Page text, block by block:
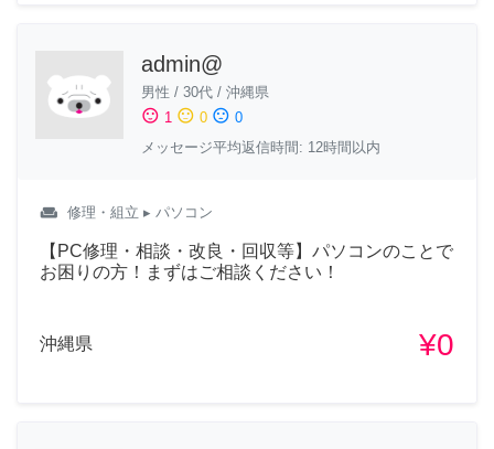
admin@
男性 / 30代 / 沖縄県
sentiment_satisfied 1 sentiment_neutral 0 sentiment_dissatisfied 0
メッセージ平均返信時間: 12時間以内
weekend 修理・組立 ▸ パソコン
【PC修理・相談・改良・回収等】パソコンのことで
お困りの方！まずはご相談ください！
沖縄県 ¥0